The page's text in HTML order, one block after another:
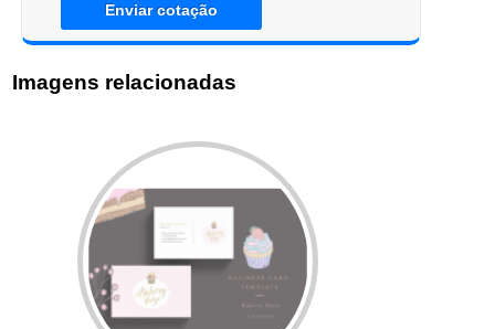
Enviar cotação
Imagens relacionadas